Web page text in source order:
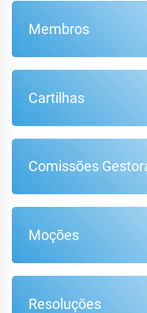
Membros
Cartilhas
Comissões
Moções
Resoluções